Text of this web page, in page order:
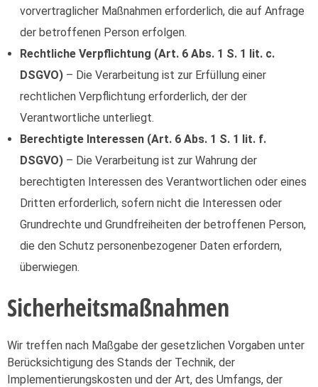
vorvertraglicher Maßnahmen erforderlich, die auf Anfrage
der betroffenen Person erfolgen.
Rechtliche Verpflichtung (Art. 6 Abs. 1 S. 1 lit. c.
DSGVO)– Die Verarbeitung ist zur Erfüllung einer
rechtlichen Verpflichtung erforderlich, der der
Verantwortliche unterliegt.
Berechtigte Interessen (Art. 6 Abs. 1 S. 1 lit. f.
DSGVO)– Die Verarbeitung ist zur Wahrung der
berechtigten Interessen des Verantwortlichen oder eines
Dritten erforderlich, sofern nicht die Interessen oder
Grundrechte und Grundfreiheiten der betroffenen Person,
die den Schutz personenbezogener Daten erfordern,
überwiegen.
Sicherheitsmaßnahmen
Wir treffen nach Maßgabe der gesetzlichen Vorgaben unter
Berücksichtigung des Stands der Technik, der
Implementierungskosten und der Art, des Umfangs, der